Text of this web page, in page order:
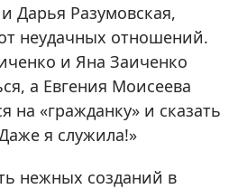
Дарья Разумовская,
неудачных отношений.
и Яна Заиченко
а Евгения Моисеева
на «гражданку» и сказать
я служила!»
нежных созданий в